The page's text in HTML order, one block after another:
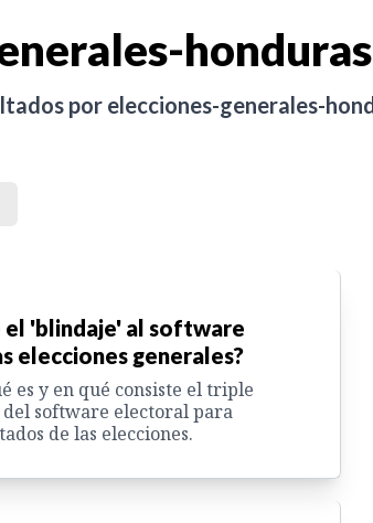
por elecciones-generales-
el 'blindaje' al software
elecciones generales?
es y en qué consiste el triple
software electoral para
de las elecciones.